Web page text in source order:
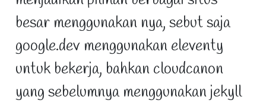
besar menggunakan nya, sebut saja
google.dev menggunakan eleventy
untuk bekerja, bahkan cloudcanon
yang sebelumnya menggunakan jekyll